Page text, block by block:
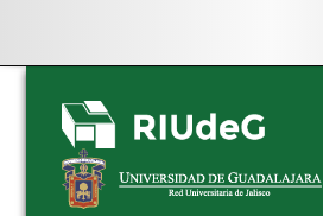
Skip
navigation